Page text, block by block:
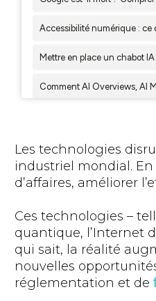
Les technologies
industriel mondial.
d’affaires, améliorer
Ces technologies –
quantique, l’Internet
qui sait, la réalité
nouvelles
réglementation et de